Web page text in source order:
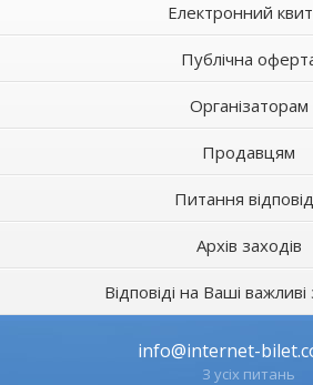
Електронний
Публічна
Організаторам
Продавцям
Питання
Архів заходів
Відповіді на Ваші
info@internet-
З усіх питань